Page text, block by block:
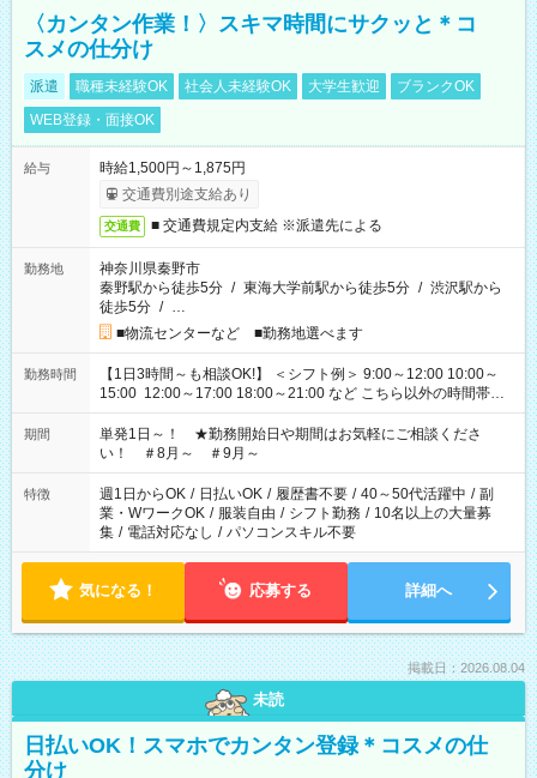
〈カンタン作業！〉スキマ時間にサクッと＊コ
スメの仕分け
派遣 職種未経験OK 社会人未経験OK 大学生歓迎
ブランクOK
WEB登録・面接OK
給与
時給1,500円～1,875円
交通費別途支給あり
交通費 ■ 交通費規定内支給 ※派遣先による
勤務地
神奈川県秦野市
秦野駅から徒歩5分 / 東海大学前駅から徒歩5分 / 渋沢駅から
徒歩5分 / …
■物流センターなど ■勤務地選べます
勤務時間
【1日3時間～も相談OK!】 ＜シフト例＞ 9:00～12:00 10:00～
15:00 12:00～17:00 18:00～21:00 など こちら以外の時間帯も
お気軽にご相談ください！
期間
単発1日～！ ★勤務開始日や期間はお気軽にご相談くださ
い！ ＃8月～ ＃9月～
特徴 週1日からOK / 日払いOK / 履歴書不要 / 40～50代活躍中 / 副
業・WワークOK / 服装自由 / シフト勤務 / 10名以上の大量募
集 / 電話対応なし / パソコンスキル不要
気になる！ 応募する 詳細へ
掲載日：2026.08.04
未読
日払いOK！スマホでカンタン登録＊コスメの仕
分け